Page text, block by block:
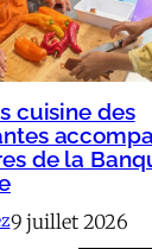
cuisine des
de la
9 juillet 2026